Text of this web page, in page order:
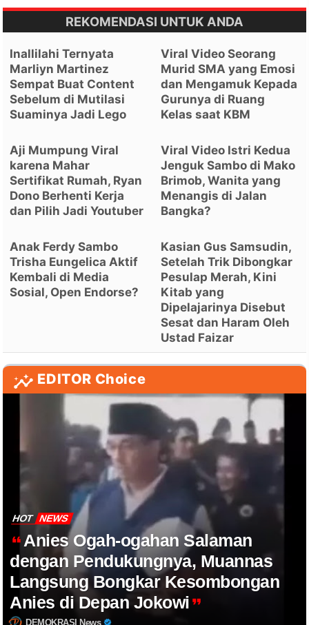
REKOMENDASI UNTUK ANDA
Inallilahi Ternyata
Marliyn Martinez
Sempat Buat Content
Sebelum di Mutilasi
Suaminya Jadi Lego
Viral Video Seorang
Murid SMA yang Emosi
dan Mengamuk Kepada
Gurunya di Ruang
Kelas saat KBM
Aji Mumpung Viral
karena Mahar
Sertifikat Rumah, Ryan
Dono Berhenti Kerja
dan Pilih Jadi Youtuber
Viral Video Istri Kedua
Jenguk Sambo di Mako
Brimob, Wanita yang
Menangis di Jalan
Bangka?
Anak Ferdy Sambo
Trisha Eungelica Aktif
Kembali di Media
Sosial, Open Endorse?
Kasian Gus Samsudin,
Setelah Trik Dibongkar
Pesulap Merah, Kini
Kitab yang
Dipelajarinya Disebut
Sesat dan Haram Oleh
Ustad Faizar
EDITOR Choice
HOT NEWS
Anies Ogah-ogahan Salaman
dengan Pendukungnya, Muannas
Langsung Bongkar Kesombongan
Anies di Depan Jokowi
DEMOKRASI News